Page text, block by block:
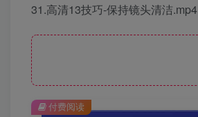
31.高清13技巧-保持镜头清洁.mp4
付费阅读